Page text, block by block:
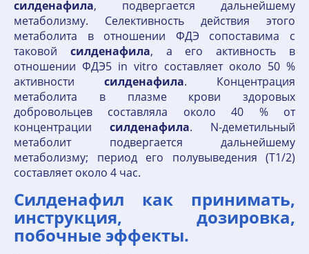
силденафила, подвергается дальнейшему
метаболизму. Селективность действия этого
метаболита в отношении ФДЭ сопоставима с
таковой силденафила, а его активность в
отношении ФДЭ5 in vitro составляет около 50 %
активности силденафила. Концентрация
метаболита в плазме крови здоровых
добровольцев составляла около 40 % от
концентрации силденафила. N-деметильный
метаболит подвергается дальнейшему
метаболизму; период его полувыведения (Т1/2)
составляет около 4 час.
Силденафил как принимать,
инструкция, дозировка,
побочные эффекты.